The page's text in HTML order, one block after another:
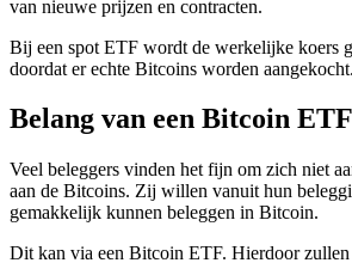
van nieuwe prijzen en contracten.
Bij een spot ETF wordt de werkelijke koers
doordat er echte Bitcoins worden aangekocht.
Belang van een Bitcoin ETF
Veel beleggers vinden het fijn om zich niet
aan de Bitcoins. Zij willen vanuit hun
gemakkelijk kunnen beleggen in Bitcoin.
Dit kan via een Bitcoin ETF. Hierdoor zullen